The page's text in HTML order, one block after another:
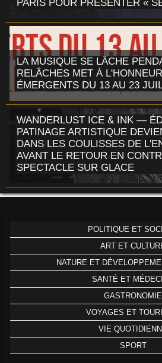
PARIS POUR PRÉSENTER «
LA MUSIQUE SE LÂCHE
RELÂCHES MET À
ÉMERGENTS DU 13 AU 23
WANDERLUST ICE & INK —
PATINAGE ARTISTIQUE
DANS LES COULISSES DE
AVANT LE RETOUR EN
SPECTACLE SUR GLACE
POLITIQUE ET
ART ET
NATURE ET
SANTÉ ET
GASTRONOMIE
VOYAGES ET
VIE
SPORT